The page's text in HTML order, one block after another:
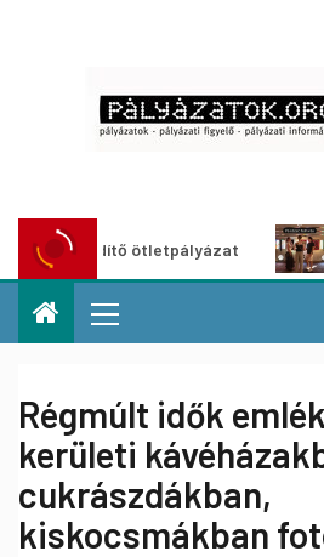
ötletpályázat
Régmúlt idők
kerületi
cukrászdákban,
kiskocsmákban